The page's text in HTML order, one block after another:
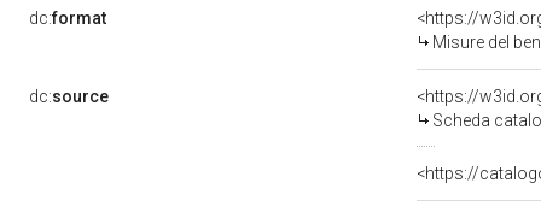
dc:format
<https://
Misure del
dc:source
<https://
Scheda
<https://